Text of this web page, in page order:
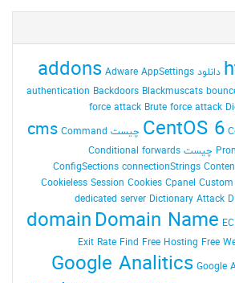
addons Adware AppSettings
authentication Backdoors Blackmuscats
force attack Brute force attack
CentOS 6
cms Command
Conditional forwards
ConfigSections connectionStrings
Cookieless Session Cookies Cpanel
dedicated server Dictionary Attack
domain Domain Name
Exit Rate Find Free Hosting Free
Google Analitics Google